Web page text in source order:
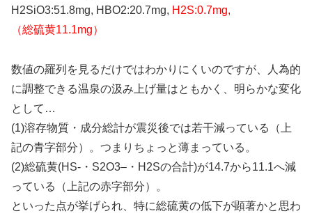
H2SiO3:51.8mg, HBO2:20.7mg, H2S:0.7mg,
（総硫黄11.1mg）
数値の羅列を見るだけではわかりにくいのですが、人為的
に調整できる温泉の汲み上げ量はともかく、明らかな変化
として…
(1)溶存物質・成分総計が震災後では若干減っている（上
記の青字部分）。つまりちょっと薄まっている。
(2)総硫黄(HS-・S2O3–・H2Sの合計)が14.7から11.1へ減
っている（上記の赤字部分）。
といった点が挙げられ、特に総硫黄の低下が顕著かと思わ